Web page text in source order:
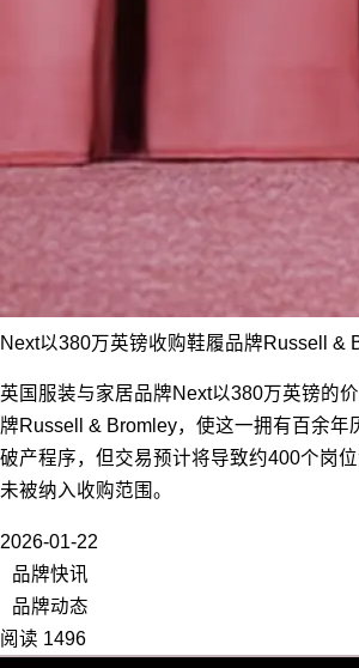
Next以380万英镑收购鞋履品牌Russell &
英国服装与家居品牌Next以380万英镑的
牌Russell & Bromley，使这一拥有百余年
破产程序，但交易预计将导致约400个岗
未被纳入收购范围。
2026-01-22
品牌快讯
品牌动态
阅读 1496